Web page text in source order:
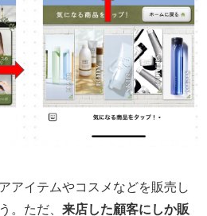
アイテムやコスメなどを販売し
。ただ、 来店した顧客にしか販